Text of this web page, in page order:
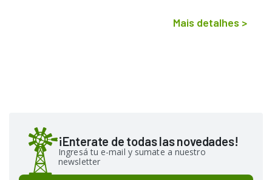
Mais detalhes >
¡Enterate de todas las novedades!
Ingresá tu e-mail y sumate a nuestro
newsletter